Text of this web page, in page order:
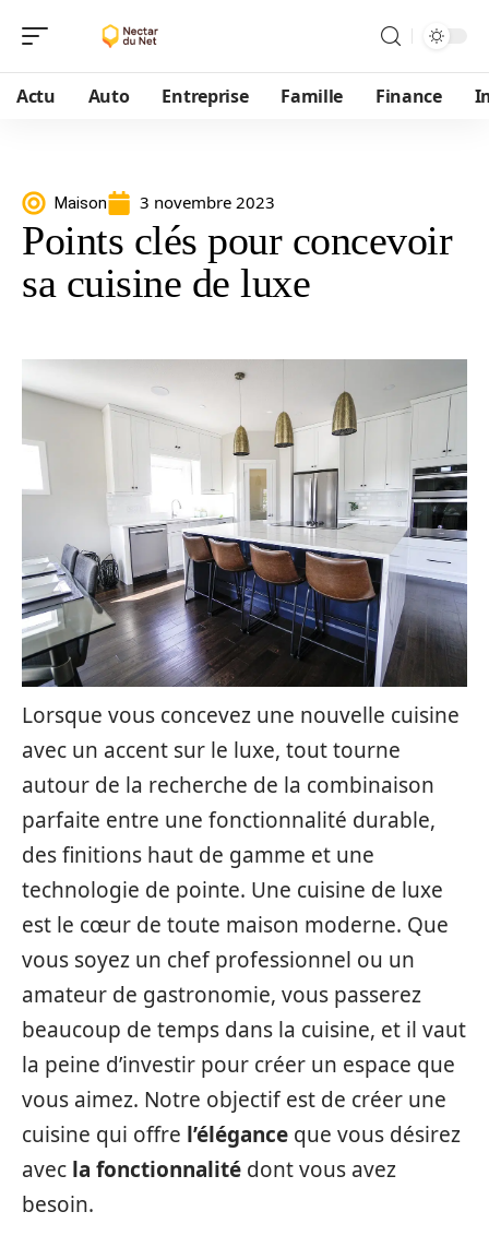
Actu Auto Entreprise Famille Finance
Maison 3 novembre 2023
Points clés pour concevoir
sa cuisine de luxe
Lorsque vous concevez une nouvelle cuisine
avec un accent sur le luxe, tout tourne
autour de la recherche de la combinaison
parfaite entre une fonctionnalité durable,
des finitions haut de gamme et une
technologie de pointe. Une cuisine de luxe
est le cœur de toute maison moderne. Que
vous soyez un chef professionnel ou un
amateur de gastronomie, vous passerez
beaucoup de temps dans la cuisine, et il vaut
la peine d’investir pour créer un espace que
vous aimez. Notre objectif est de créer une
cuisine qui offre l’élégance que vous désirez
avec la fonctionnalité dont vous avez
besoin.